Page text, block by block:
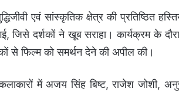
एवं सांस्कृतिक क्षेत्र की प्रतिष्ठित
दर्शकों ने खूब सराहा। कार्यक्रम के
से फिल्म को समर्थन देने की अपील की।
में अजय सिंह बिष्ट, राजेश जोशी,